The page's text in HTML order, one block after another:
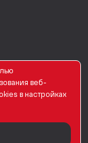
веб-
в настройках